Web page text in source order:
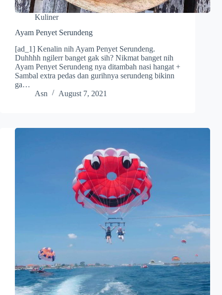
Kuliner
Ayam Penyet Serundeng
[ad_1] Kenalin nih Ayam Penyet Serundeng.
Duhhhh ngilerr banget gak sih? Nikmat banget nih
Ayam Penyet Serundeng nya ditambah nasi hangat +
Sambal extra pedas dan gurihnya serundeng bikinn
ga…
Asn
August 7, 2021